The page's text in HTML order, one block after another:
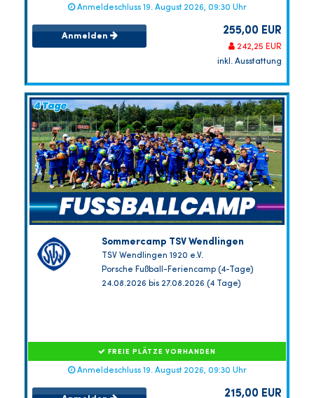
Anmeldeschluss 19. August 2026, 09:30 Uhr
Anmelden 255,00 EUR
242,25 EUR
inkl. Ausstattung
Sommercamp TSV Wendlingen
TSV Wendlingen 1920 e.V.
Porsche Fußball-Feriencamp (4-Tage)
24.08.2026 bis 27.08.2026 (4 Tage)
FREIE PLÄTZE VORHANDEN
Anmeldeschluss 19. August 2026, 09:30 Uhr
215,00 EUR